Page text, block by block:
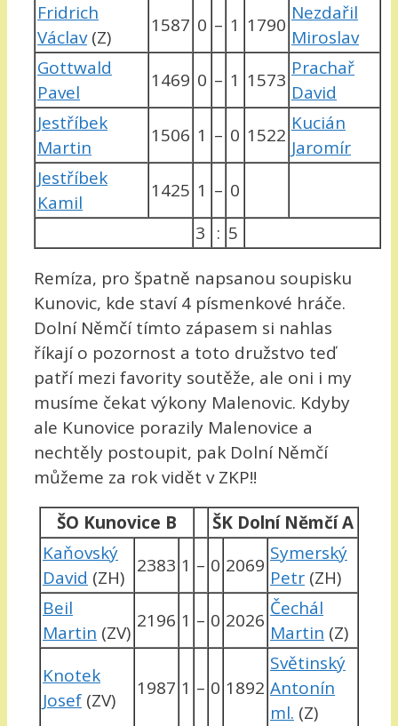
Fridrich
Václav(Z)
1587 0 – 1 1790
Nezdařil
Miroslav
Gottwald
Pavel
1469 0 – 1 1573
Prachař
David
Jestříbek
Martin
1506 1 – 0 1522
Kucián
Jaromír
Jestříbek
Kamil
1425 1 – 0
3 : 5
Remíza, pro špatně napsanou soupisku
Kunovic, kde staví 4 písmenkové hráče.
Dolní Němčí tímto zápasem si nahlas
říkají o pozornost a toto družstvo teď
patří mezi favority soutěže, ale oni i my
musíme čekat výkony Malenovic. Kdyby
ale Kunovice porazily Malenovice a
nechtěly postoupit, pak Dolní Němčí
můžeme za rok vidět v ZKP!!
ŠO Kunovice B
ŠK Dolní Němčí A
Kaňovský
David (ZH)
2383 1 – 0 2069
Symerský
Petr (ZH)
Beil
Martin (ZV)
2196 1 – 0 2026
Čechál
Martin (Z)
Knotek
Josef (ZV)
1987 1 – 0 1892
Světinský
Antonín
ml. (Z)